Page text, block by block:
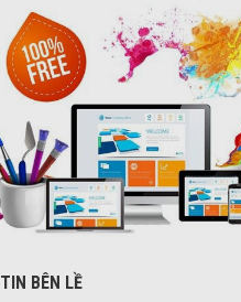
TIN BÊN LỀ